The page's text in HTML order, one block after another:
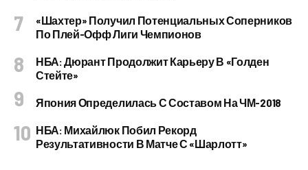
«Шахтер» Получил Потенциальных Соперников
По Плей-Офф Лиги Чемпионов
НБА: Дюрант Продолжит Карьеру В «Голден
Стейте»
Япония Определилась С Составом На ЧМ-2018
НБА: Михайлюк Побил Рекорд
Результативности В Матче С «Шарлотт»